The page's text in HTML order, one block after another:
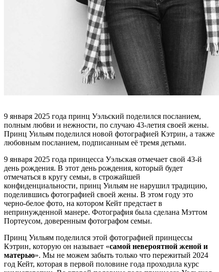
9 января 2025 года принц Уэльский поделился посланием,
полным любви и нежности, по случаю 43-летия своей жены.
Принц Уильям поделился новой фотографией Кэтрин, а также
любовным посланием, подписанным её тремя детьми.
9 января 2025 года принцесса Уэльская отмечает свой 43-й
день рождения. В этот день рождения, который будет
отмечаться в кругу семьи, в строжайшей
конфиденциальности, принц Уильям не нарушил традицию,
поделившись фотографией своей жены. В этом году это
черно-белое фото, на котором Кейт предстает в
непринужденной манере. Фотография была сделана Мэттом
Портеусом, доверенным фотографом семьи.
Принц Уильям поделился этой фотографией принцессы
Кэтрин, которую он называет «самой невероятной женой и
матерью». Мы не можем забыть только что пережитый 2024
год Кейт, которая в первой половине года проходила курс